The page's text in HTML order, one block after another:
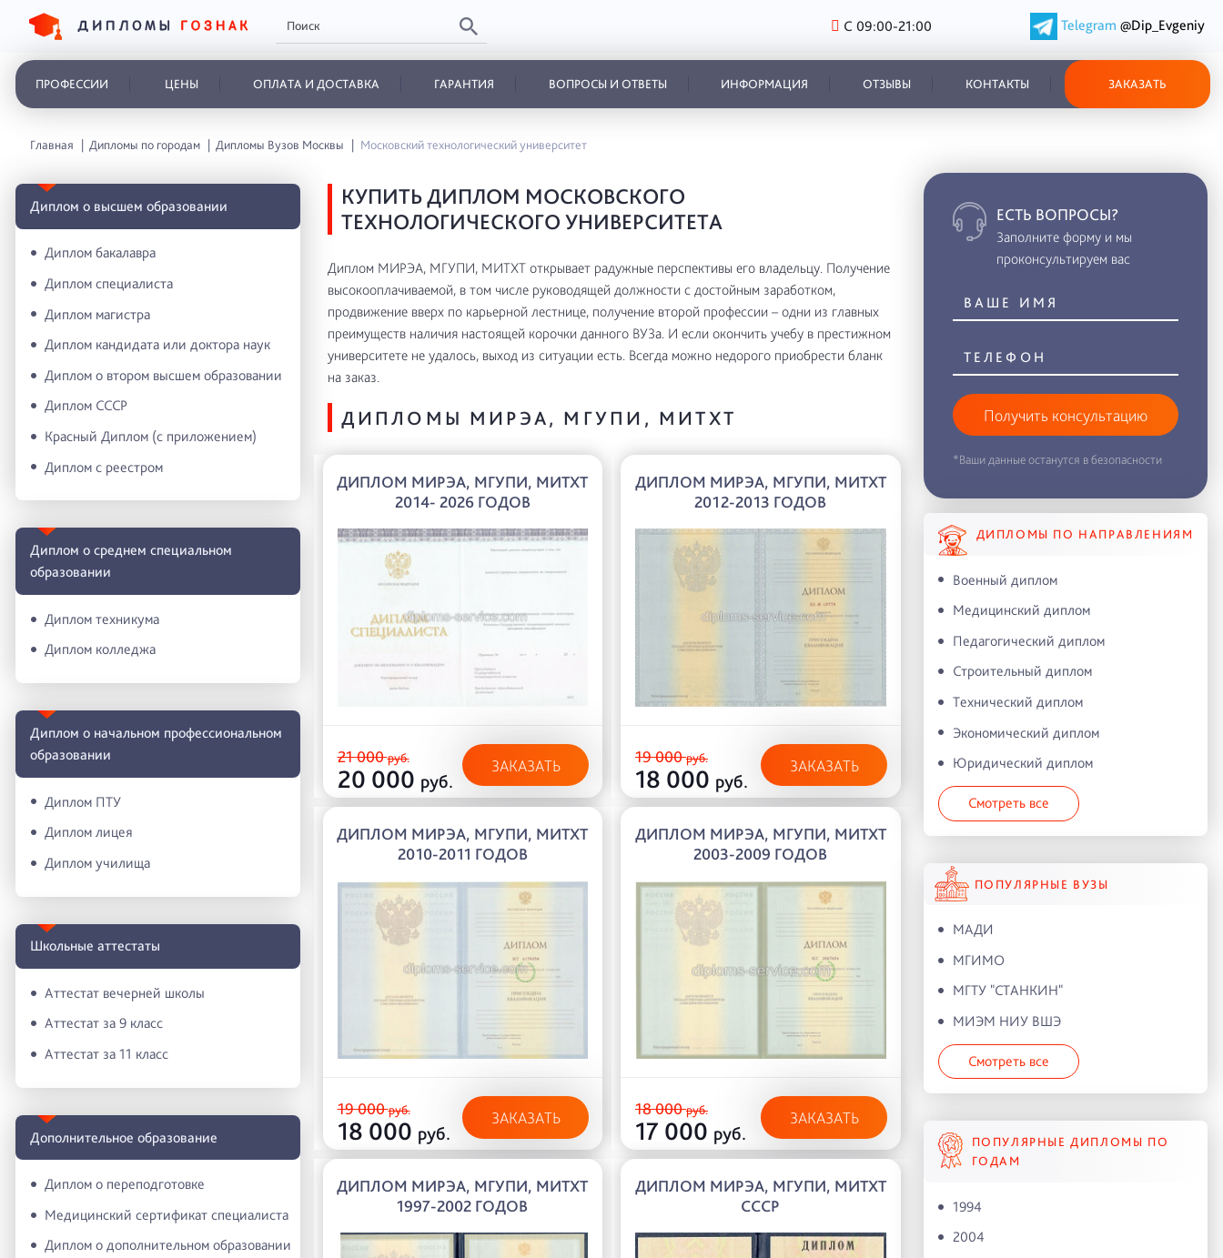
С 09:00-21:00 Telegram @Dip_Evgeniy
ПРОФЕССИИ ЦЕНЫ ОПЛАТА И ДОСТАВКА ГАРАНТИЯ ВОПРОСЫ И ОТВЕТЫ ИНФОРМАЦИЯ ОТЗЫВЫ КОНТАКТЫ ЗАКАЗАТЬ
Главная Дипломы по городам Дипломы Вузов Москвы Московский технологический университет
Диплом о высшем образовании
Диплом бакалавра
Диплом специалиста
Диплом магистра
Диплом кандидата или доктора наук
Диплом о втором высшем образовании
Диплом СССР
Красный Диплом (с приложением)
Диплом с реестром
Диплом о среднем специальном
образовании
Диплом техникума
Диплом колледжа
Диплом о начальном профессиональном
oбразовании
Диплом ПТУ
Диплом лицея
Диплом училища
Школьные аттестаты
Аттестат вечерней школы
Аттестат за 9 класс
Аттестат за 11 класс
Дополнительное образование
Диплом о переподготовке
Медицинский сертификат специалиста
Диплом о дополнительном образовании
КУПИТЬ ДИПЛОМ МОСКОВСКОГО
ТЕХНОЛОГИЧЕСКОГО УНИВЕРСИТЕТА
Диплом МИРЭА, МГУПИ, МИТХТ открывает радужные перспективы его владельцу. Получение
высокооплачиваемой, в том числе руководящей должности с достойным заработком,
продвижение вверх по карьерной лестнице, получение второй профессии – одни из главных
преимуществ наличия настоящей корочки данного ВУЗа. И если окончить учебу в престижном
университете не удалось, выход из ситуации есть. Всегда можно недорого приобрести бланк
на заказ.
ДИПЛОМЫ МИРЭА, МГУПИ, МИТХТ
ДИПЛОМ МИРЭА, МГУПИ, МИТХТ
2014- 2026 ГОДОВ
21 000руб.
20 000 руб.
ЗАКАЗАТЬ
ДИПЛОМ МИРЭА, МГУПИ, МИТХТ
2012-2013 ГОДОВ
19 000руб.
18 000 руб.
ЗАКАЗАТЬ
ДИПЛОМ МИРЭА, МГУПИ, МИТХТ
2010-2011 ГОДОВ
19 000руб.
18 000 руб.
ЗАКАЗАТЬ
ДИПЛОМ МИРЭА, МГУПИ, МИТХТ
2003-2009 ГОДОВ
18 000руб.
17 000 руб.
ЗАКАЗАТЬ
ДИПЛОМ МИРЭА, МГУПИ, МИТХТ
1997-2002 ГОДОВ
ДИПЛОМ МИРЭА, МГУПИ, МИТХТ
СССР
ЕСТЬ ВОПРОСЫ?
Заполните форму и мы
проконсультируем вас
Получить консультацию
*Ваши данные останутся в безопасности
ДИПЛОМЫ ПО НАПРАВЛЕНИЯМ
Военный диплом
Медицинский диплом
Педагогический диплом
Строительный диплом
Технический диплом
Экономический диплом
Юридический диплом
Смотреть все
ПОПУЛЯРНЫЕ ВУЗЫ
МАДИ
МГИМО
МГТУ "СТАНКИН"
МИЭМ НИУ ВШЭ
Смотреть все
ПОПУЛЯРНЫЕ ДИПЛОМЫ ПО
ГОДАМ
1994
2004